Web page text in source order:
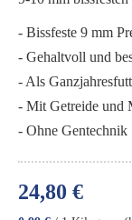
24,80 €
- Bissfeste 9 mm
- Gehaltvoll und
- Als
- Mit Getreide und
- Ohne Gentechnik